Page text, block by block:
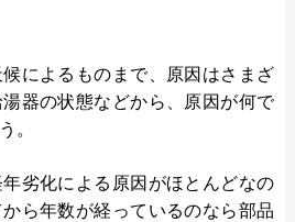
によるものまで、原因はさまざ
器の状態などから、原因が何で
。
劣化による原因がほとんどなの
ら年数が経っているのなら部品